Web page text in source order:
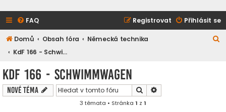
FAQ Přihlásit se
Registrovat
Domů Obsah fóra
Německá technika
KdF 166 - Schwimmwagen
KdF 166 - Schwimmwagen
Nové téma Hledat
3 témata • Stránka 1 z 1